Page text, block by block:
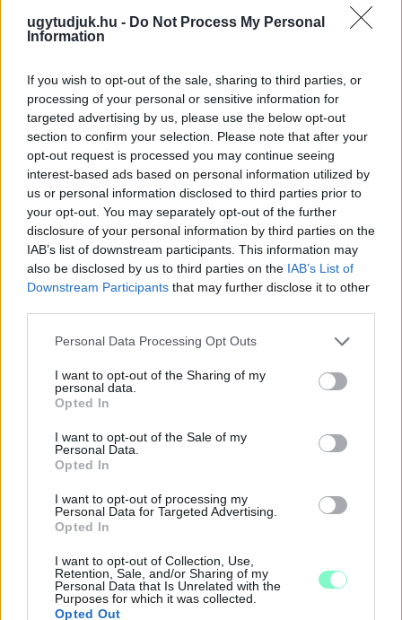
ugytudjuk.hu - Do Not Process My Personal
Information
If you wish to opt-out of the sale, sharing to third parties, or
processing of your personal or sensitive information for
targeted advertising by us, please use the below opt-out
section to confirm your selection. Please note that after your
opt-out request is processed you may continue seeing
interest-based ads based on personal information utilized by
us or personal information disclosed to third parties prior to
your opt-out. You may separately opt-out of the further
disclosure of your personal information by third parties on the
IAB’s list of downstream participants. This information may
also be disclosed by us to third parties on the IAB’s List of
Downstream Participants that may further disclose it to other
Please note that this website/app uses one or more Google
not limited to your visit or usage behaviour. You may click to
grant or deny consent to Google and its third-party tags to
use your data for below specified purposes in below Google
consent section.
Personal Data Processing Opt Outs
I want to opt-out of the Sharing of my
personal data.
Opted In
I want to opt-out of the Sale of my
Personal Data.
Opted In
I want to opt-out of processing my
Personal Data for Targeted Advertising.
Opted In
I want to opt-out of Collection, Use,
Retention, Sale, and/or Sharing of my
Personal Data that Is Unrelated with the
Purposes for which it was collected.
Opted Out
Szólj hozzá!
FELJELENTÉSBEN, AMIT A TISZÁS
MEG
A politikus jelölt akkor úgy nyilatkozott, hogy
szerinte választási beavatkozás történt, amiben